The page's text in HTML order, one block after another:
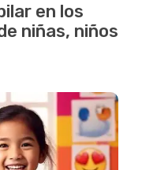
en los
niñas, niños